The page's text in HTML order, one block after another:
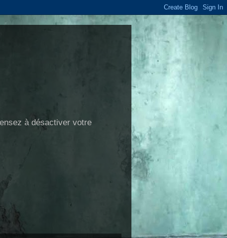
à désactiver votre